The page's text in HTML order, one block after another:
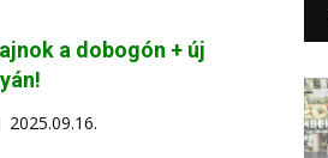
a dobogón + új
2025.09.16.